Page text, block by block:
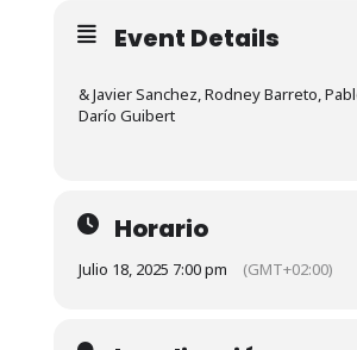
Event Details
& Javier Sanchez, Rodney Barreto,
Darío Guibert
Horario
Julio 18, 2025 7:00 pm (GMT+02:00)